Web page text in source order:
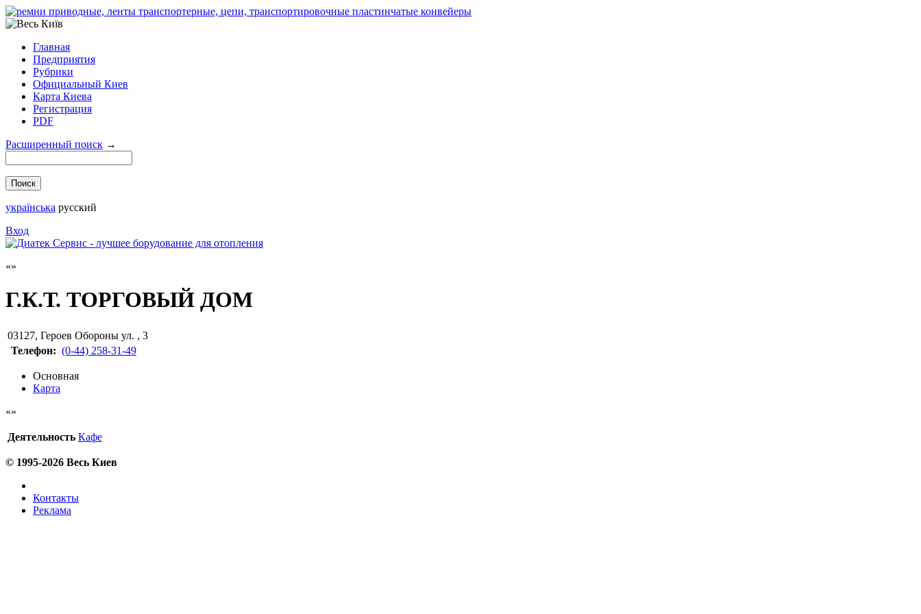
Главная
Предприятия
Рубрики
Официальный Киев
Карта Киева
Регистрация
PDF
Расширенный поиск →
українська русский
Вход
Г.К.Т. ТОРГОВЫЙ ДОМ
03127, Героев Обороны ул. , 3
Телефон: (0-44) 258-31-49
Основная
Карта
Деятельность Кафе
© 1995-2026 Весь Киев
Контакты
Реклама